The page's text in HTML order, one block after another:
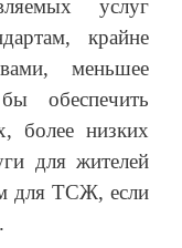
услуг
крайне
меньшее
обеспечить
более низких
для жителей
для ТСЖ, если